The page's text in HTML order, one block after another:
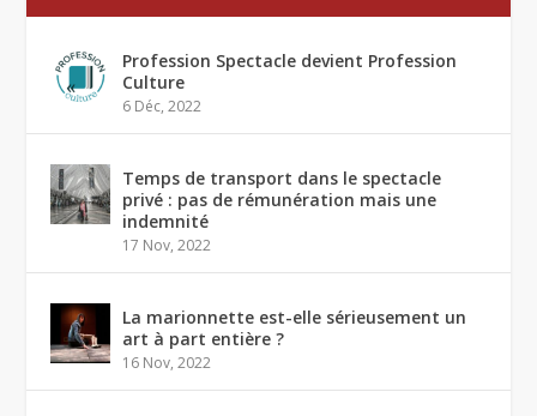
Profession Spectacle devient Profession
Culture
6 Déc, 2022
Temps de transport dans le spectacle
privé : pas de rémunération mais une
indemnité
17 Nov, 2022
La marionnette est-elle sérieusement un
art à part entière ?
16 Nov, 2022